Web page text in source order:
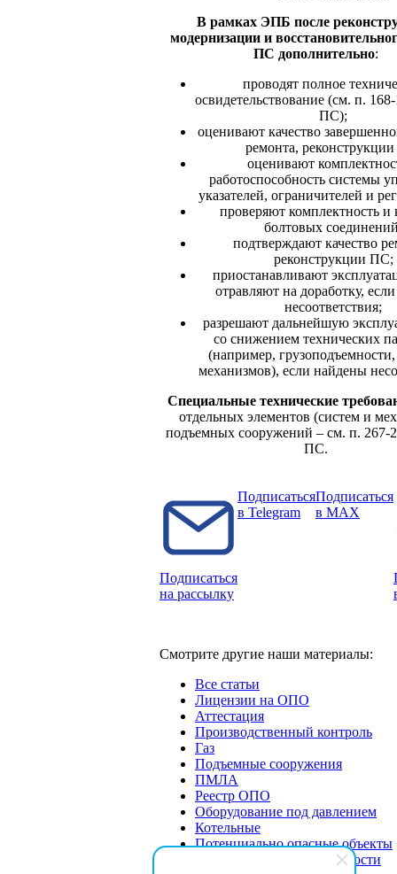
В рамках ЭПБ после
модернизации и
ПС дополнительно:
проводят полное
освидетельствование (см. п.
ПС);
оценивают качество
ремонта,
оценивают
работоспособность системы
указателей, ограничителей и
проверяют комплектность и
болтовых
подтверждают качество
реконструкции ПС;
приостанавливают
отравляют на доработку,
несоответствия;
разрешают дальнейшую
со снижением технических
(например, грузоподъемности,
механизмов), если найдены
Специальные технические
отдельных элементов (систем и
подъемных сооружений – см. п.
ПС.
Подписаться
на рассылку
Подписаться
в Telegram
Подписаться
в MAX
Смотрите другие наши материалы:
Все статьи
Лицензии на ОПО
Аттестация
Производственный контроль
Газ
Подъемные сооружения
ПМЛА
Реестр ОПО
Оборудование под давлением
Котельные
Потенциально опасные объекты
Экспертиза промбезопасности